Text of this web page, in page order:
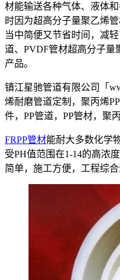
材能输送各种气体、液体
时因为超高分子量聚乙烯
当中简便又节省时间，减
道、PVDF管材超高分子量
产品。
镇江星驰管道有限公司「
烯耐磨管道定制，聚丙烯
件，PP管道，PP管材，聚丙
FRPP管材能耐大多数化学
受PH值范围在1-14的高浓
简单，施工方便，工程综合